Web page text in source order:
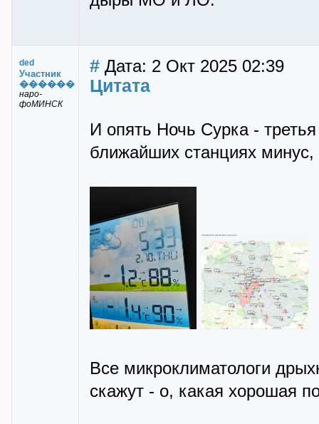
ded
Участник
������
наро-
фоМИНСК
# Дата: 2 Окт 2025 02:39
Цитата
И опять Ночь Сурка -
ближайших станциях минус,
Все микроклиматологи
скажут - о, какая хорошая